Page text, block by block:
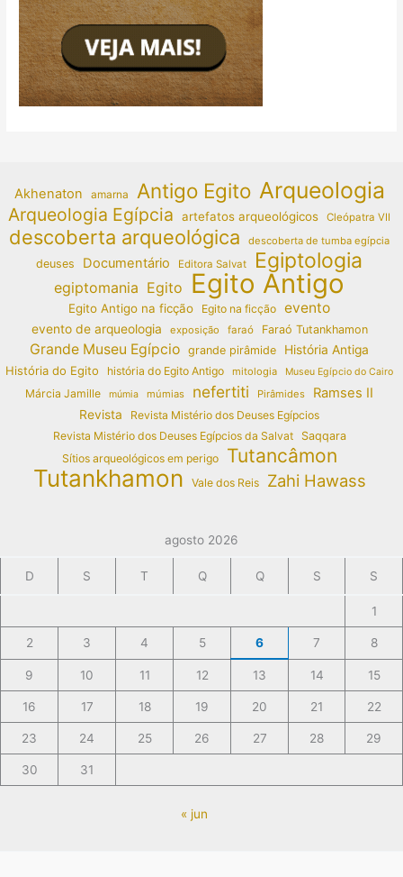
Akhenaton amarna Antigo Egito Arqueologia
Arqueologia Egípcia artefatos arqueológicos Cleópatra VII
descoberta arqueológica descoberta de tumba egípcia
deuses Documentário Editora Salvat Egiptologia
egiptomania Egito Egito Antigo
Egito Antigo na ficção Egito na ficção evento
evento de arqueologia exposição faraó Faraó Tutankhamon
Grande Museu Egípcio grande pirâmide
História Antiga
História do Egito
história do Egito Antigo mitologia Museu Egípcio do Cairo
Márcia Jamille múmia múmias nefertiti Pirâmides Ramses II
Revista
Revista Mistério dos Deuses Egípcios
Revista Mistério dos Deuses Egípcios da Salvat
Saqqara
Sítios arqueológicos em perigo
Tutancâmon
Tutankhamon Vale dos Reis Zahi Hawass
agosto 2026
D S T Q Q S S
1
2 3 4 5 6 7 8
9 10 11 12 13 14 15
16 17 18 19 20 21 22
23 24 25 26 27 28 29
30 31
« jun